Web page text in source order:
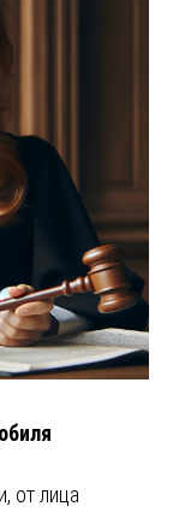
от лица